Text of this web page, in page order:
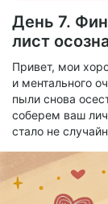
День 7.
лист
Привет, мои
и ментального
пыли снова
соберем ваш
стало не